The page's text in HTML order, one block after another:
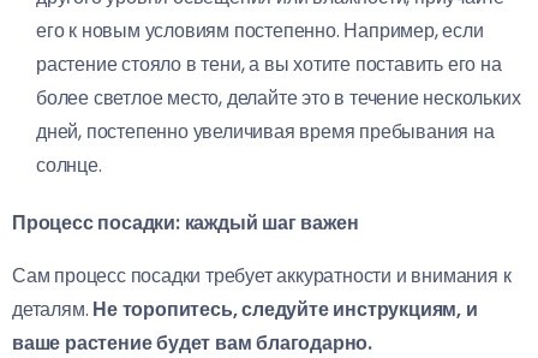
его к новым условиям постепенно. Например, если
растение стояло в тени, а вы хотите поставить его на
более светлое место, делайте это в течение нескольких
дней, постепенно увеличивая время пребывания на
солнце.
Процесс посадки: каждый шаг важен
Сам процесс посадки требует аккуратности и внимания к
деталям. Не торопитесь, следуйте инструкциям, и
ваше растение будет вам благодарно.